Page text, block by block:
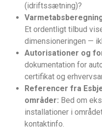
(idriftssætning)?
Et ordentligt tilbud
dimensioneringen —
Autorisationer og
dokumentation for
certifikat og
Referencer fra
områder: Bed om
installationer i
kontaktinfo.